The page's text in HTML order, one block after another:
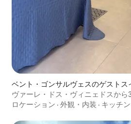
ベント・ゴンサルヴェスのゲストス
ヴァーレ・ドス・ヴィニェドスから
ートスタジオ
ロケーション · 外観・内装 · キッチン